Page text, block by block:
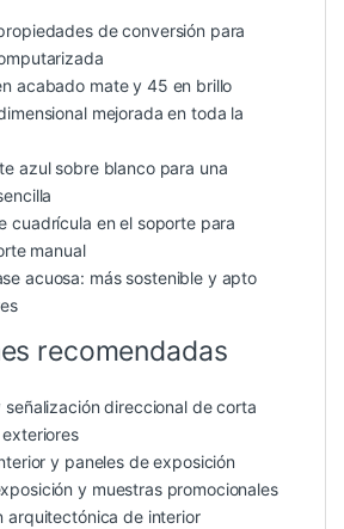
de conversión para
acabado mate y 45 en brillo
mejorada en toda la
azul sobre blanco para una
cuadrícula en el soporte para
manual
acuosa: más sostenible y apto
recomendadas
señalización direccional de corta
y paneles de exposición
y muestras promocionales
arquitectónica de interior